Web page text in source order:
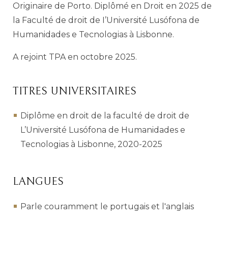
Originaire de Porto. Diplômé en Droit en 2025 de
la Faculté de droit de I’Université Lusófona de
Humanidades e Tecnologias à Lisbonne.
A rejoint TPA en octobre 2025.
TITRES UNIVERSITAIRES
Diplôme en droit de la faculté de droit de
L’Université Lusófona de Humanidades e
Tecnologias à Lisbonne, 2020-2025
LANGUES
Parle couramment le portugais et l'anglais